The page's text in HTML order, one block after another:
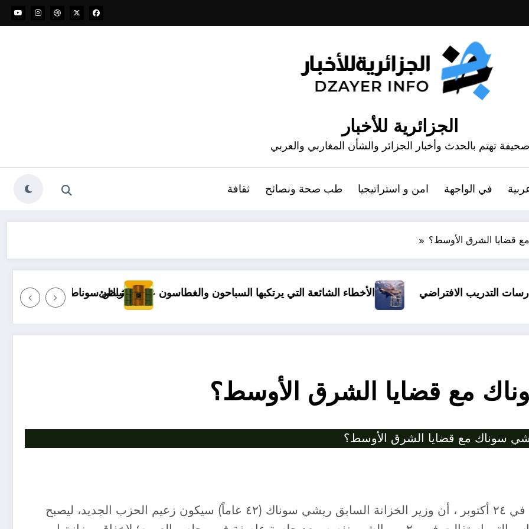
الجزائرية للأخبار
صحيفة تهتم بالحدث وأخبار الجزائر والشأن المغاربي والعربي
في الواجهة امن و استراتيجيا طب صحة ونصائح ثقافة
قضايا الشرق الأوسط؟
الأخطاء الشائعة التي يرتكبها السباحون والغطاسون على الشاطئزبائن سوناطراك الجزائرية 05 نصائح قبل بداية الموسم الجامعي الجديد لطلبة الطب
مع قضايا الشرق الأوسط؟
سوناك مع قضايا الشرق الأوسط؟
أعلنت “لجنة ١٩٢٢” بحزب المحافظين البريطاني، في ٢٤ أكتوبر ، أن وزير الخزانة السابق ريشي سوناك (٤٢ عاماً) سيكون زعيم الحزب الجديد، ليصبح